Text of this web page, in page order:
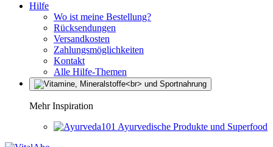
Hilfe
Wo ist meine Bestellung?
Rücksendungen
Versandkosten
Zahlungsmöglichkeiten
Kontakt
Alle Hilfe-Themen
Mehr Inspiration
Ayurvedische Produkte und Superfood